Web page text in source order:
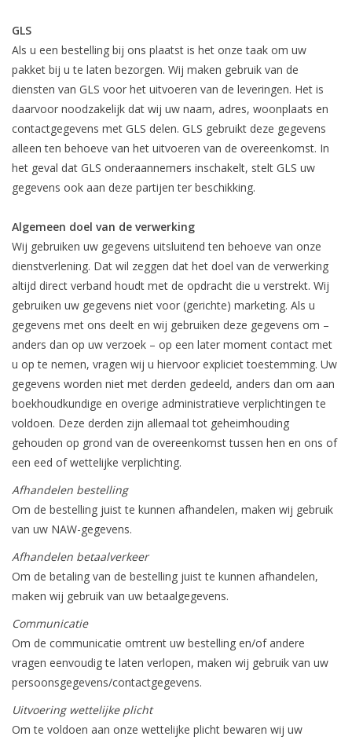
GLS
Als u een bestelling bij ons plaatst is het onze taak om uw
pakket bij u te laten bezorgen. Wij maken gebruik van de
diensten van GLS voor het uitvoeren van de leveringen. Het is
daarvoor noodzakelijk dat wij uw naam, adres, woonplaats en
contactgegevens met GLS delen. GLS gebruikt deze gegevens
alleen ten behoeve van het uitvoeren van de overeenkomst. In
het geval dat GLS onderaannemers inschakelt, stelt GLS uw
gegevens ook aan deze partijen ter beschikking.
Algemeen doel van de verwerking
Wij gebruiken uw gegevens uitsluitend ten behoeve van onze
dienstverlening. Dat wil zeggen dat het doel van de verwerking
altijd direct verband houdt met de opdracht die u verstrekt. Wij
gebruiken uw gegevens niet voor (gerichte) marketing. Als u
gegevens met ons deelt en wij gebruiken deze gegevens om –
anders dan op uw verzoek – op een later moment contact met
u op te nemen, vragen wij u hiervoor expliciet toestemming. Uw
gegevens worden niet met derden gedeeld, anders dan om aan
boekhoudkundige en overige administratieve verplichtingen te
voldoen. Deze derden zijn allemaal tot geheimhouding
gehouden op grond van de overeenkomst tussen hen en ons of
een eed of wettelijke verplichting.
Afhandelen bestelling
Om de bestelling juist te kunnen afhandelen, maken wij gebruik
van uw NAW-gegevens.
Afhandelen betaalverkeer
Om de betaling van de bestelling juist te kunnen afhandelen,
maken wij gebruik van uw betaalgegevens.
Communicatie
Om de communicatie omtrent uw bestelling en/of andere
vragen eenvoudig te laten verlopen, maken wij gebruik van uw
persoonsgegevens/contactgegevens.
Uitvoering wettelijke plicht
Om te voldoen aan onze wettelijke plicht bewaren wij uw